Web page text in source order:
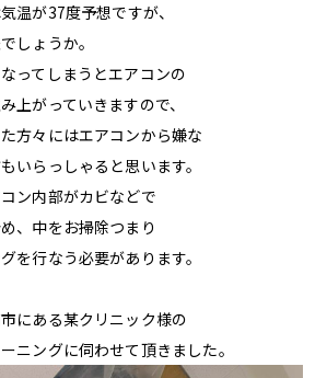
温が37度予想ですが、
しょうか。
ってしまうとエアコンの
上がっていきますので、
方々にはエアコンから嫌な
いらっしゃると思います。
ン内部がカビなどで
、中をお掃除つまり
を行なう必要があります。
にある某クリニック様の
ニングに伺わせて頂きました。